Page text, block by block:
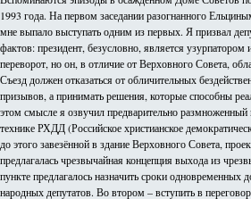
1993 года. На первом заседании разогнанного
мне выпало выступать одним из первых. Я призвал
фактов: президент, безусловно, является
переворот, но он, в отличие от Верховного Совета,
Съезд должен отказаться от обличительных
призывов, а принимать решения, которые способны
этом смысле я озвучил предварительно
технике РХДД (Российское христианское
до этого завезённой в здание Верховного Совета,
предлагалась чрезвычайная концепция выхода из
пункте предлагалось назначить сроки одновременных
народных депутатов. Во втором – вступить в